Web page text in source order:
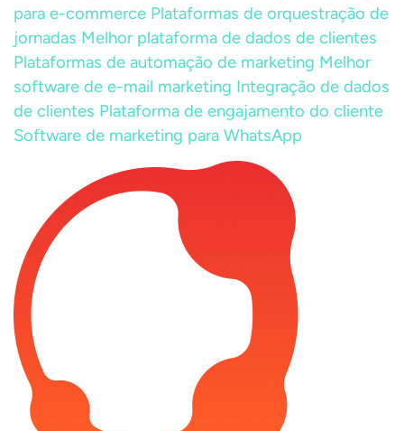
para e-commerce Plataformas de orquestração de
jornadas Melhor plataforma de dados de clientes
Plataformas de automação de marketing Melhor
software de e-mail marketing Integração de dados
de clientes Plataforma de engajamento do cliente
Software de marketing para WhatsApp